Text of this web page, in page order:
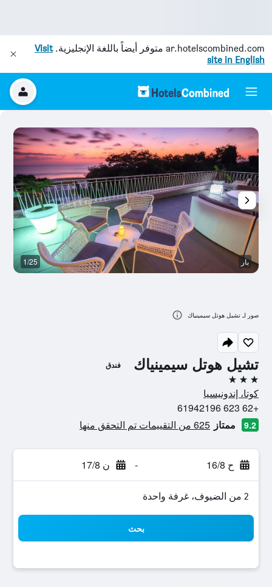
ar.hotelscombined.com متوفر أيضاً باللغة الإنجليزية.Visit
site in English
تشيل هوتل سيمينياك فندق
3 نجوم
كوتا، إندونيسيا
+62 623 61942196
9.2 ممتاز 625 من التقييمات تم التحقق منها
ح 16/8 - ن 17/8
2 من الضيوف، غرفة واحدة
بحث
بار 1/25
صور لـ تشيل هوتل سيمينياك